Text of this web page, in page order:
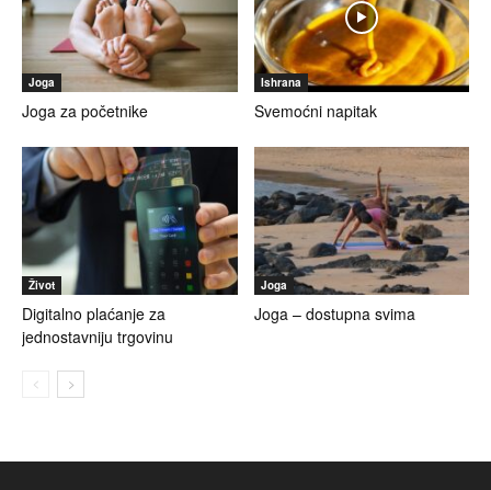
Joga
Joga za početnike
Ishrana
Svemoćni napitak
Život
Digitalno plaćanje za
jednostavniju trgovinu
Joga
Joga – dostupna svima